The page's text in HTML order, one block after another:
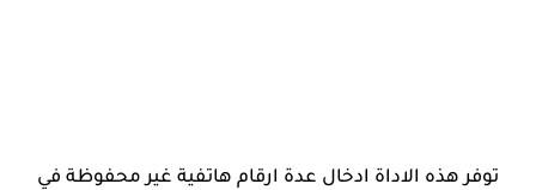
توفر هذه الاداة ادخال عدة ارقام هاتفية غير محفوظة في